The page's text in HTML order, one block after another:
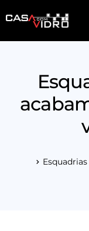
Produtos
Indique+
Blog
Vagas